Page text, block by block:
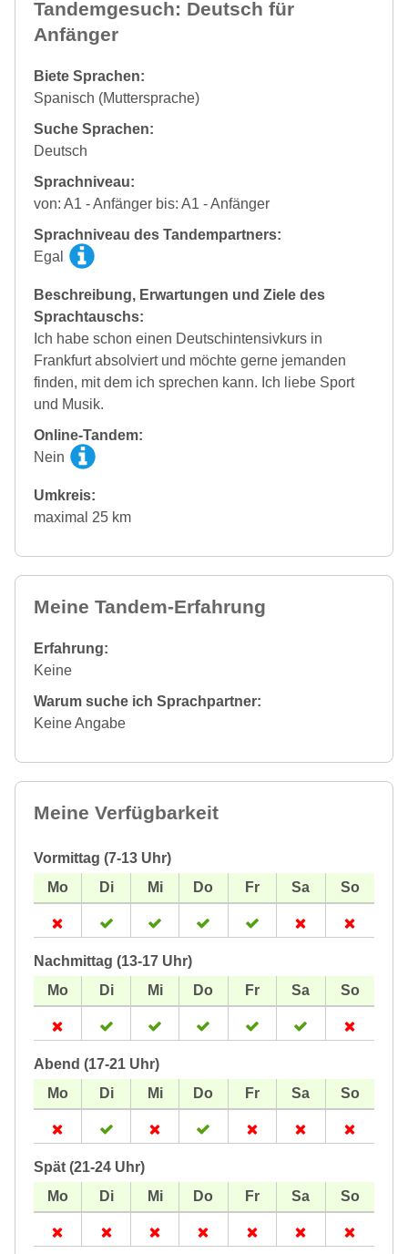
Tandemgesuch: Deutsch für
Anfänger
Biete Sprachen:
Spanisch (Muttersprache)
Suche Sprachen:
Deutsch
Sprachniveau:
von: A1 - Anfänger bis: A1 - Anfänger
Sprachniveau des Tandempartners:
Egal
Beschreibung, Erwartungen und Ziele des
Sprachtauschs:
Ich habe schon einen Deutschintensivkurs in
Frankfurt absolviert und möchte gerne jemanden
finden, mit dem ich sprechen kann. Ich liebe Sport
und Musik.
Online-Tandem:
Nein
Umkreis:
maximal 25 km
Meine Tandem-Erfahrung
Erfahrung:
Keine
Warum suche ich Sprachpartner:
Keine Angabe
Meine Verfügbarkeit
Vormittag (7-13 Uhr)
Nachmittag (13-17 Uhr)
Abend (17-21 Uhr)
Spät (21-24 Uhr)